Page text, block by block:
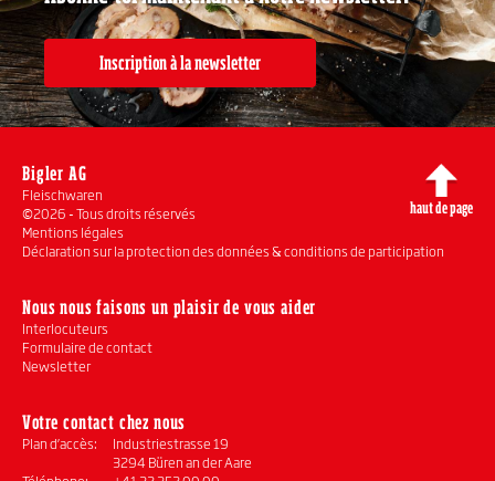
Inscription à la newsletter
haut de page
Bigler AG
Fleischwaren
©2026 - Tous droits réservés
Mentions légales
Déclaration sur la protection des données & conditions de participation
Nous nous faisons un plaisir de vous aider
Interlocuteurs
Formulaire de contact
Newsletter
Votre contact chez nous
Plan d’accès:
Industriestrasse 19
3294 Büren an der Aare